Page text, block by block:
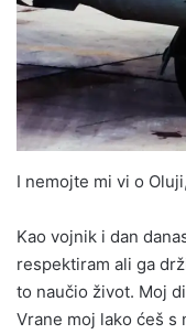
I nemojte mi vi o
Kao vojnik i dan
respektiram ali ga
to naučio život. Moj
Vrane moj lako ćeš